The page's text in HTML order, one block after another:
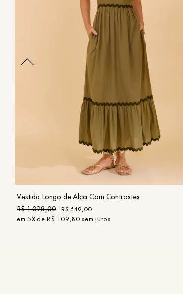
P M
COMPRAR
Vestido Longo de Alça Com Contrastes
R$1.098,00 R$ 549,00
em5X deR$ 109,80 sem juros